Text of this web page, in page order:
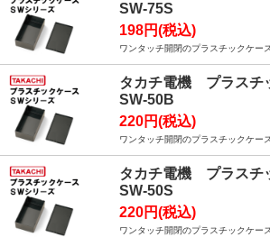
SW-75S
198円(税込)
ワンタッチ開閉のプラスチックケース
タカチ電機 プラスチ
SW-50B
220円(税込)
ワンタッチ開閉のプラスチックケース
タカチ電機 プラスチ
SW-50S
220円(税込)
ワンタッチ開閉のプラスチックケース